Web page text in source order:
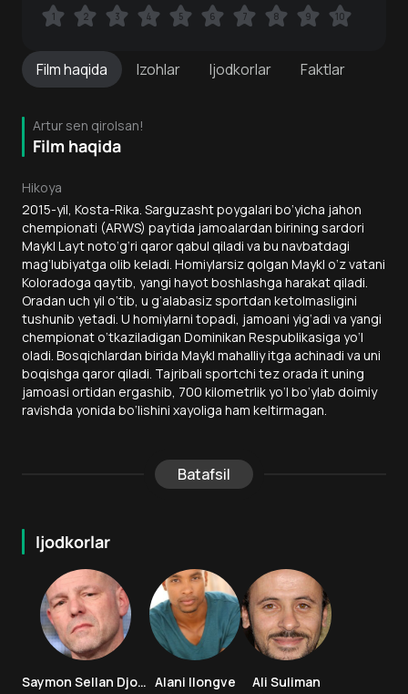
Filmhaqida Izohlar Ijodkorlar Faktlar
Artur sen qirolsan!
Film haqida
Hikoya
2015-yil, Kosta-Rika. Sarguzasht poygalari bo‘yicha jahon
chempionati (ARWS) paytida jamoalardan birining sardori
Maykl Layt noto‘g‘ri qaror qabul qiladi va bu navbatdagi
mag‘lubiyatga olib keladi. Homiylarsiz qolgan Maykl o‘z vatani
Koloradoga qaytib, yangi hayot boshlashga harakat qiladi.
Oradan uch yil o‘tib, u g‘alabasiz sportdan ketolmasligini
tushunib yetadi. U homiylarni topadi, jamoani yig‘adi va yangi
chempionat o‘tkaziladigan Dominikan Respublikasiga yo‘l
oladi. Bosqichlardan birida Maykl mahalliy itga achinadi va uni
boqishga qaror qiladi. Tajribali sportchi tez orada it uning
jamoasi ortidan ergashib, 700 kilometrlik yo‘l bo‘ylab doimiy
ravishda yonida bo‘lishini xayoliga ham keltirmagan.
Batafsil
Ijodkorlar
Saymon Sellan Djons Alani Ilongve Ali Suliman
1 2 3 4 5 6 7 8 9 10
1 2 3 4 5 6 7 8 9 10